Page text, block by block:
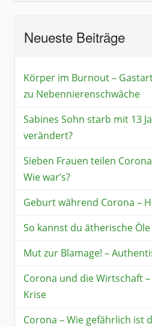
Neueste Beiträge
Körper im Burnout –
zu Nebennierenschwäche
Sabines Sohn starb mit 13
verändert?
Sieben Frauen teilen
Wie war’s?
Geburt während Corona –
So kannst du ätherische
Mut zur Blamage! –
Corona und die Wirtschaft
Krise
Corona – Wie gefährlich ist